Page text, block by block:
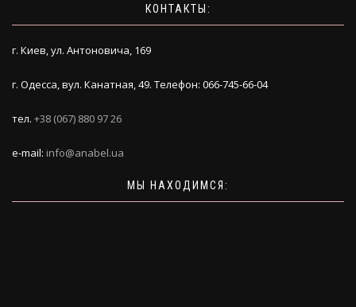
КОНТАКТЫ:
г. Киев, ул. Антоновича, 169
г. Одесса, вул. Канатная, 49. Телефон: 066-745-66-04
тел. +38 (067) 880 97 26
e-mail: info@anabel.ua
МЫ НАХОДИМСЯ: